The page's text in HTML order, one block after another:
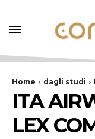
Home dagli studi
ITA
LEX